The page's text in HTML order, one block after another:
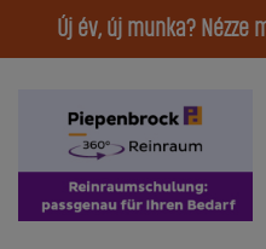
Új év, új munka? Nézze